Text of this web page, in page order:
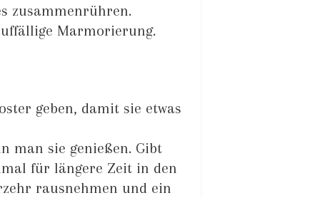
zusammenrühren.
Marmorierung.
geben, damit sie etwas
man sie genießen. Gibt
für längere Zeit in den
rausnehmen und ein